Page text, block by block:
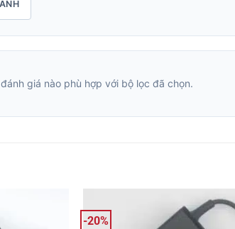
giá nào phù hợp với bộ lọc đã chọn.
-20%